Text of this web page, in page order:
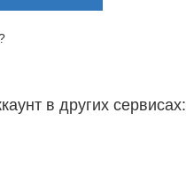
в других сервисах: